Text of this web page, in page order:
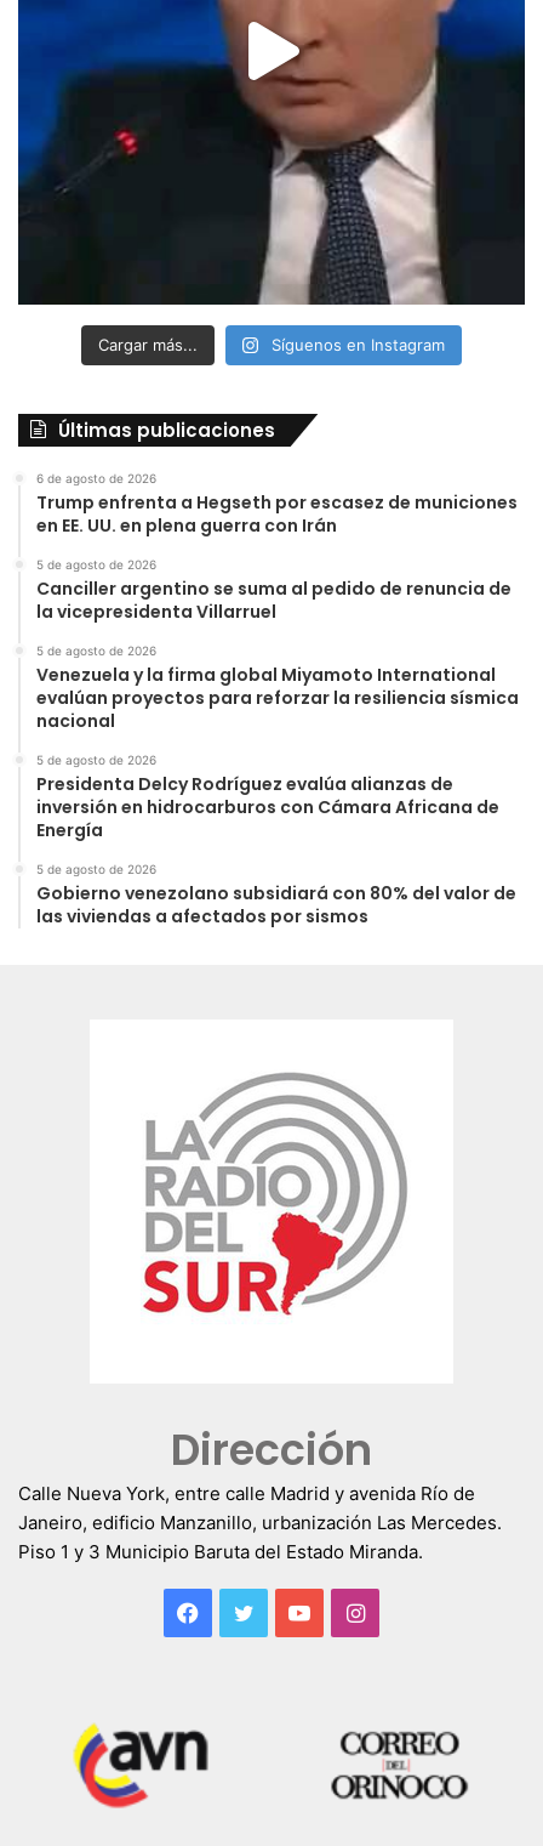
Cargar más... Síguenos en Instagram
Últimas publicaciones
6 de agosto de 2026
Trump enfrenta a Hegseth por escasez de municiones
en EE. UU. en plena guerra con Irán
5 de agosto de 2026
Canciller argentino se suma al pedido de renuncia de
la vicepresidenta Villarruel
5 de agosto de 2026
Venezuela y la firma global Miyamoto International
evalúan proyectos para reforzar la resiliencia sísmica
nacional
5 de agosto de 2026
Presidenta Delcy Rodríguez evalúa alianzas de
inversión en hidrocarburos con Cámara Africana de
Energía
5 de agosto de 2026
Gobierno venezolano subsidiará con 80% del valor de
las viviendas a afectados por sismos
Dirección
Calle Nueva York, entre calle Madrid y avenida Río de
Janeiro, edificio Manzanillo, urbanización Las Mercedes.
Piso 1 y 3 Municipio Baruta del Estado Miranda.
Facebook
TwitterYouTubeInstagram